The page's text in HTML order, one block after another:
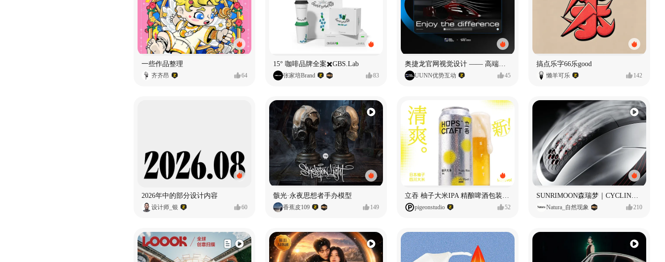
一些作品整理
齐齐昂 64
15° 咖啡品牌全案✖️GBS.Lab
张家培Brand 83
奥捷龙官网视觉设计 —— 高端网站建设
UUNN优势互动 45
搞点乐字66乐good
懒羊可乐 142
2026年中的部分设计内容
设计师_银 60
骸光·永夜思想者手办模型
香蕉皮109 149 pigeonstudio 52 Natura_自然现象 210